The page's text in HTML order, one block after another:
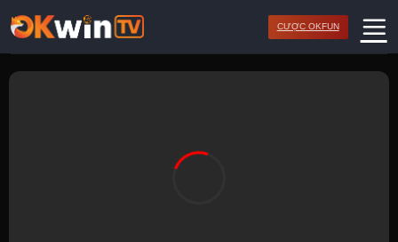
qua
nội
dung
CƯỢC OKFUN